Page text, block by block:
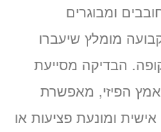
ומבוגרים
מומלץ שיעברו
הבדיקה מסייעת
הפיזי, מאפשרת
ומונעת פציעות או